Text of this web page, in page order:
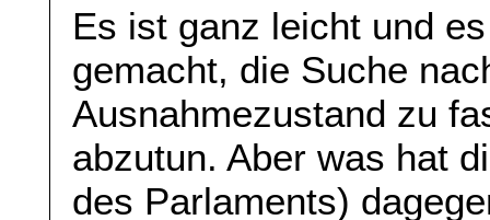
Es ist ganz leicht und
gemacht, die Suche
Ausnahmezustand zu
abzutun. Aber was hat
des Parlaments)